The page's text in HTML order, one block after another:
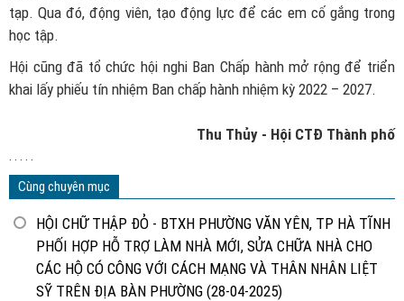
tạp. Qua đó, động viên, tạo động lực để các em cố gắng trong
học tập.
Hội cũng đã tổ chức hội nghi Ban Chấp hành mở rộng để triển
khai lấy phiếu tín nhiệm Ban chấp hành nhiệm kỳ 2022 – 2027.
Thu Thủy - Hội CTĐ Thành phố
. . . . .
Cùng chuyên mục
HỘI CHỮ THẬP ĐỎ - BTXH PHƯỜNG VĂN YÊN, TP HÀ TĨNH
PHỐI HỢP HỖ TRỢ LÀM NHÀ MỚI, SỬA CHỮA NHÀ CHO
CÁC HỘ CÓ CÔNG VỚI CÁCH MẠNG VÀ THÂN NHÂN LIỆT
SỸ TRÊN ĐỊA BÀN PHƯỜNG (28-04-2025)